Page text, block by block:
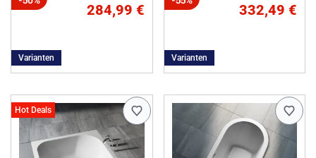
284,99 €
Varianten
332,49 €
Varianten
Hot Deals